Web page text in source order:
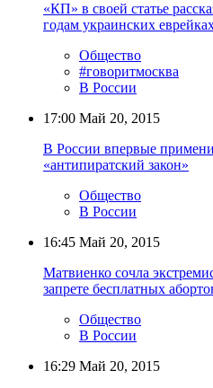
«КП» в своей статье
годам украинских
Общество
#говоритмосква
В России
17:00 Май 20, 2015
В России впервые
«антипиратский закон»
Общество
В России
16:45 Май 20, 2015
Матвиенко сочла
запрете бесплатных
Общество
В России
16:29 Май 20, 2015